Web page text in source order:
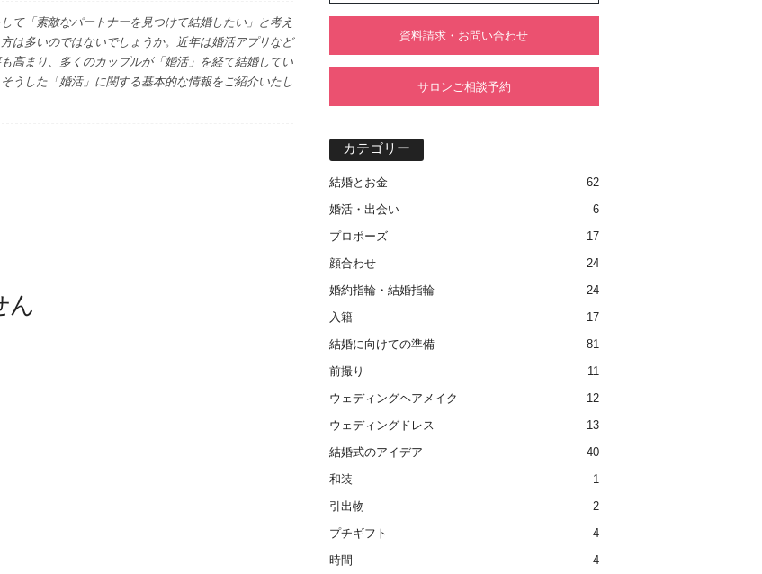
て「素敵なパートナーを見つけて結婚したい」と考え
は多いのではないでしょうか。近年は婚活アプリなど
高まり、多くのカップルが「婚活」を経て結婚してい
うした「婚活」に関する基本的な情報をご紹介いたし
ん
資料請求・お問い合わせ
サロンご相談予約
カテゴリー
結婚とお金
62
婚活・出会い
6
プロポーズ
17
顔合わせ
24
婚約指輪・結婚指輪
24
入籍
17
結婚に向けての準備
81
前撮り
11
ウェディングヘアメイク
12
ウェディングドレス
13
結婚式のアイデア
40
和装
1
引出物
2
プチギフト
4
時間
4